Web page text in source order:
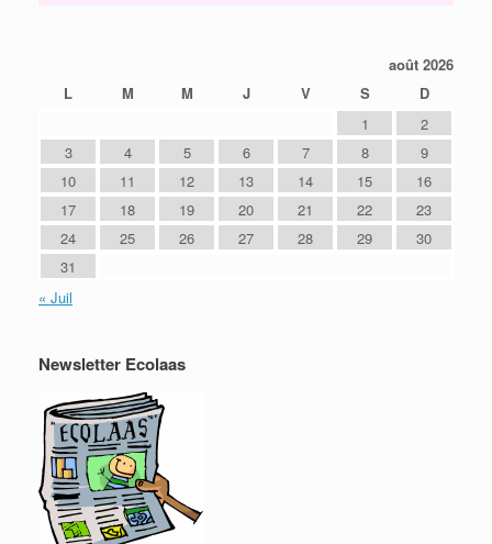
août 2026
L
M M J V S
D
1
2
3
4 5 6 7 8
9
10
11 12 13 14 15
16
17
18 19 20 21 22
23
24
25 26 27 28 29
30
31
« Juil
Newsletter Ecolaas